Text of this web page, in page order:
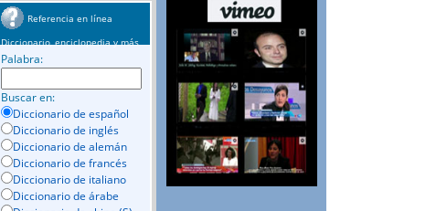
Referencia en línea
Diccionario, enciclopedia y más
Palabra:
Buscar en:
Diccionario de español
Diccionario de inglés
Diccionario de alemán
Diccionario de francés
Diccionario de italiano
Diccionario de árabe